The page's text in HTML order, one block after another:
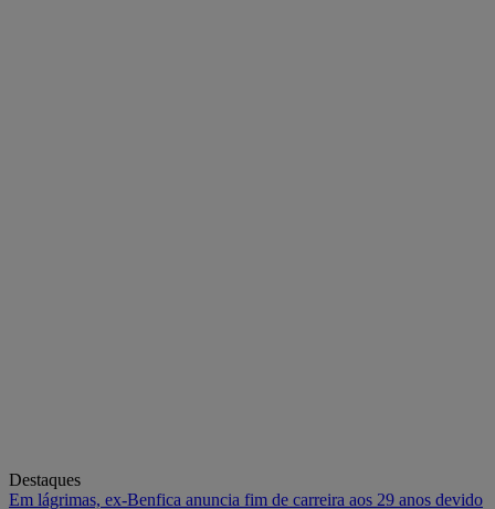
Destaques
Em lágrimas, ex-Benfica anuncia fim de carreira aos 29 anos devido